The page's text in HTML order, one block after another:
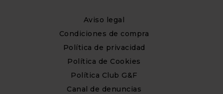
Aviso legal
Condiciones de compra
Política de privacidad
Política de Cookies
Política Club G&F
Canal de denuncias